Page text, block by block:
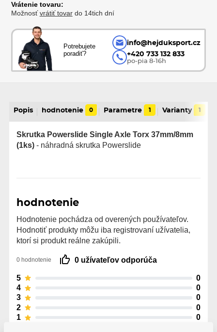
Vrátenie tovaru:
Možnosťvrátiť tovardo 14tich dní
Potrebujete
poradiť?
info@hejduksport.cz
+420 733 132 833
po-pia 8-16h
Popis hodnotenie 0 Parametre 1 Varianty 1
Skrutka Powerslide Single Axle Torx 37mm/8mm
(1ks) - náhradná skrutka Powerslide
hodnotenie
Hodnotenie pochádza od overených používateľov.
Hodnotiť produkty môžu iba registrovaní užívatelia,
ktorí si produkt reálne zakúpili.
0 hodnotenie 0 užívateľov odporúča
5
0
4
0
3
0
2
0
1
0